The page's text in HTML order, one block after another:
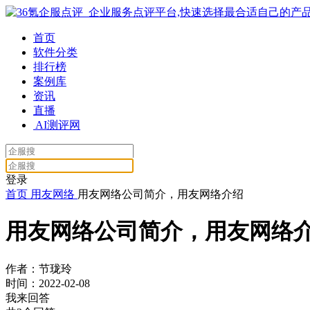
首页
软件分类
排行榜
案例库
资讯
直播
AI测评网
登录
首页 用友网络 用友网络公司简介，用友网络介绍
用友网络公司简介，用友网络
作者：节珑玲
时间：2022-02-08
我来回答